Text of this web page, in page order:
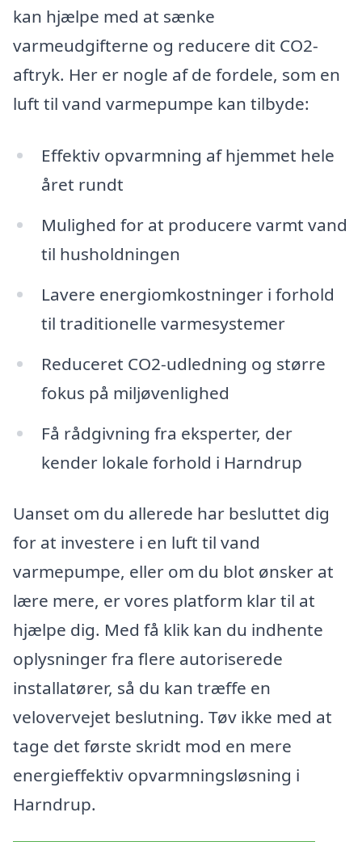
kan hjælpe med at sænke
varmeudgifterne og reducere dit CO2-
aftryk. Her er nogle af de fordele, som en
luft til vand varmepumpe kan tilbyde:
Effektiv opvarmning af hjemmet hele
året rundt
Mulighed for at producere varmt vand
til husholdningen
Lavere energiomkostninger i forhold
til traditionelle varmesystemer
Reduceret CO2-udledning og større
fokus på miljøvenlighed
Få rådgivning fra eksperter, der
kender lokale forhold i Harndrup
Uanset om du allerede har besluttet dig
for at investere i en luft til vand
varmepumpe, eller om du blot ønsker at
lære mere, er vores platform klar til at
hjælpe dig. Med få klik kan du indhente
oplysninger fra flere autoriserede
installatører, så du kan træffe en
velovervejet beslutning. Tøv ikke med at
tage det første skridt mod en mere
energieffektiv opvarmningsløsning i
Harndrup.